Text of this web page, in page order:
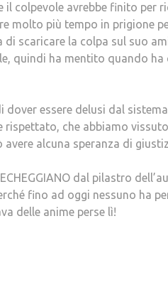
colpevole avrebbe finito per
molto più tempo in prigione
di scaricare la colpa sul suo
quindi ha mentito quando
essere delusi dal
che abbiamo
alcuna speranza di
dal pilastro
fino ad oggi nessuno ha
delle anime perse lì!